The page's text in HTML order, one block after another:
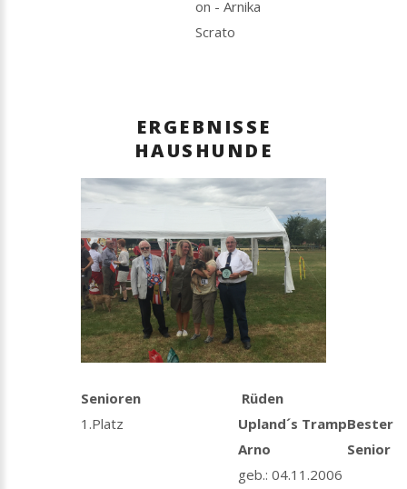
on - Arnika
Scrato
ERGEBNISSE
HAUSHUNDE
Senioren
Rüden
1.Platz
Upland´s Tramp
Arno
geb.: 04.11.2006
Bester
Senior